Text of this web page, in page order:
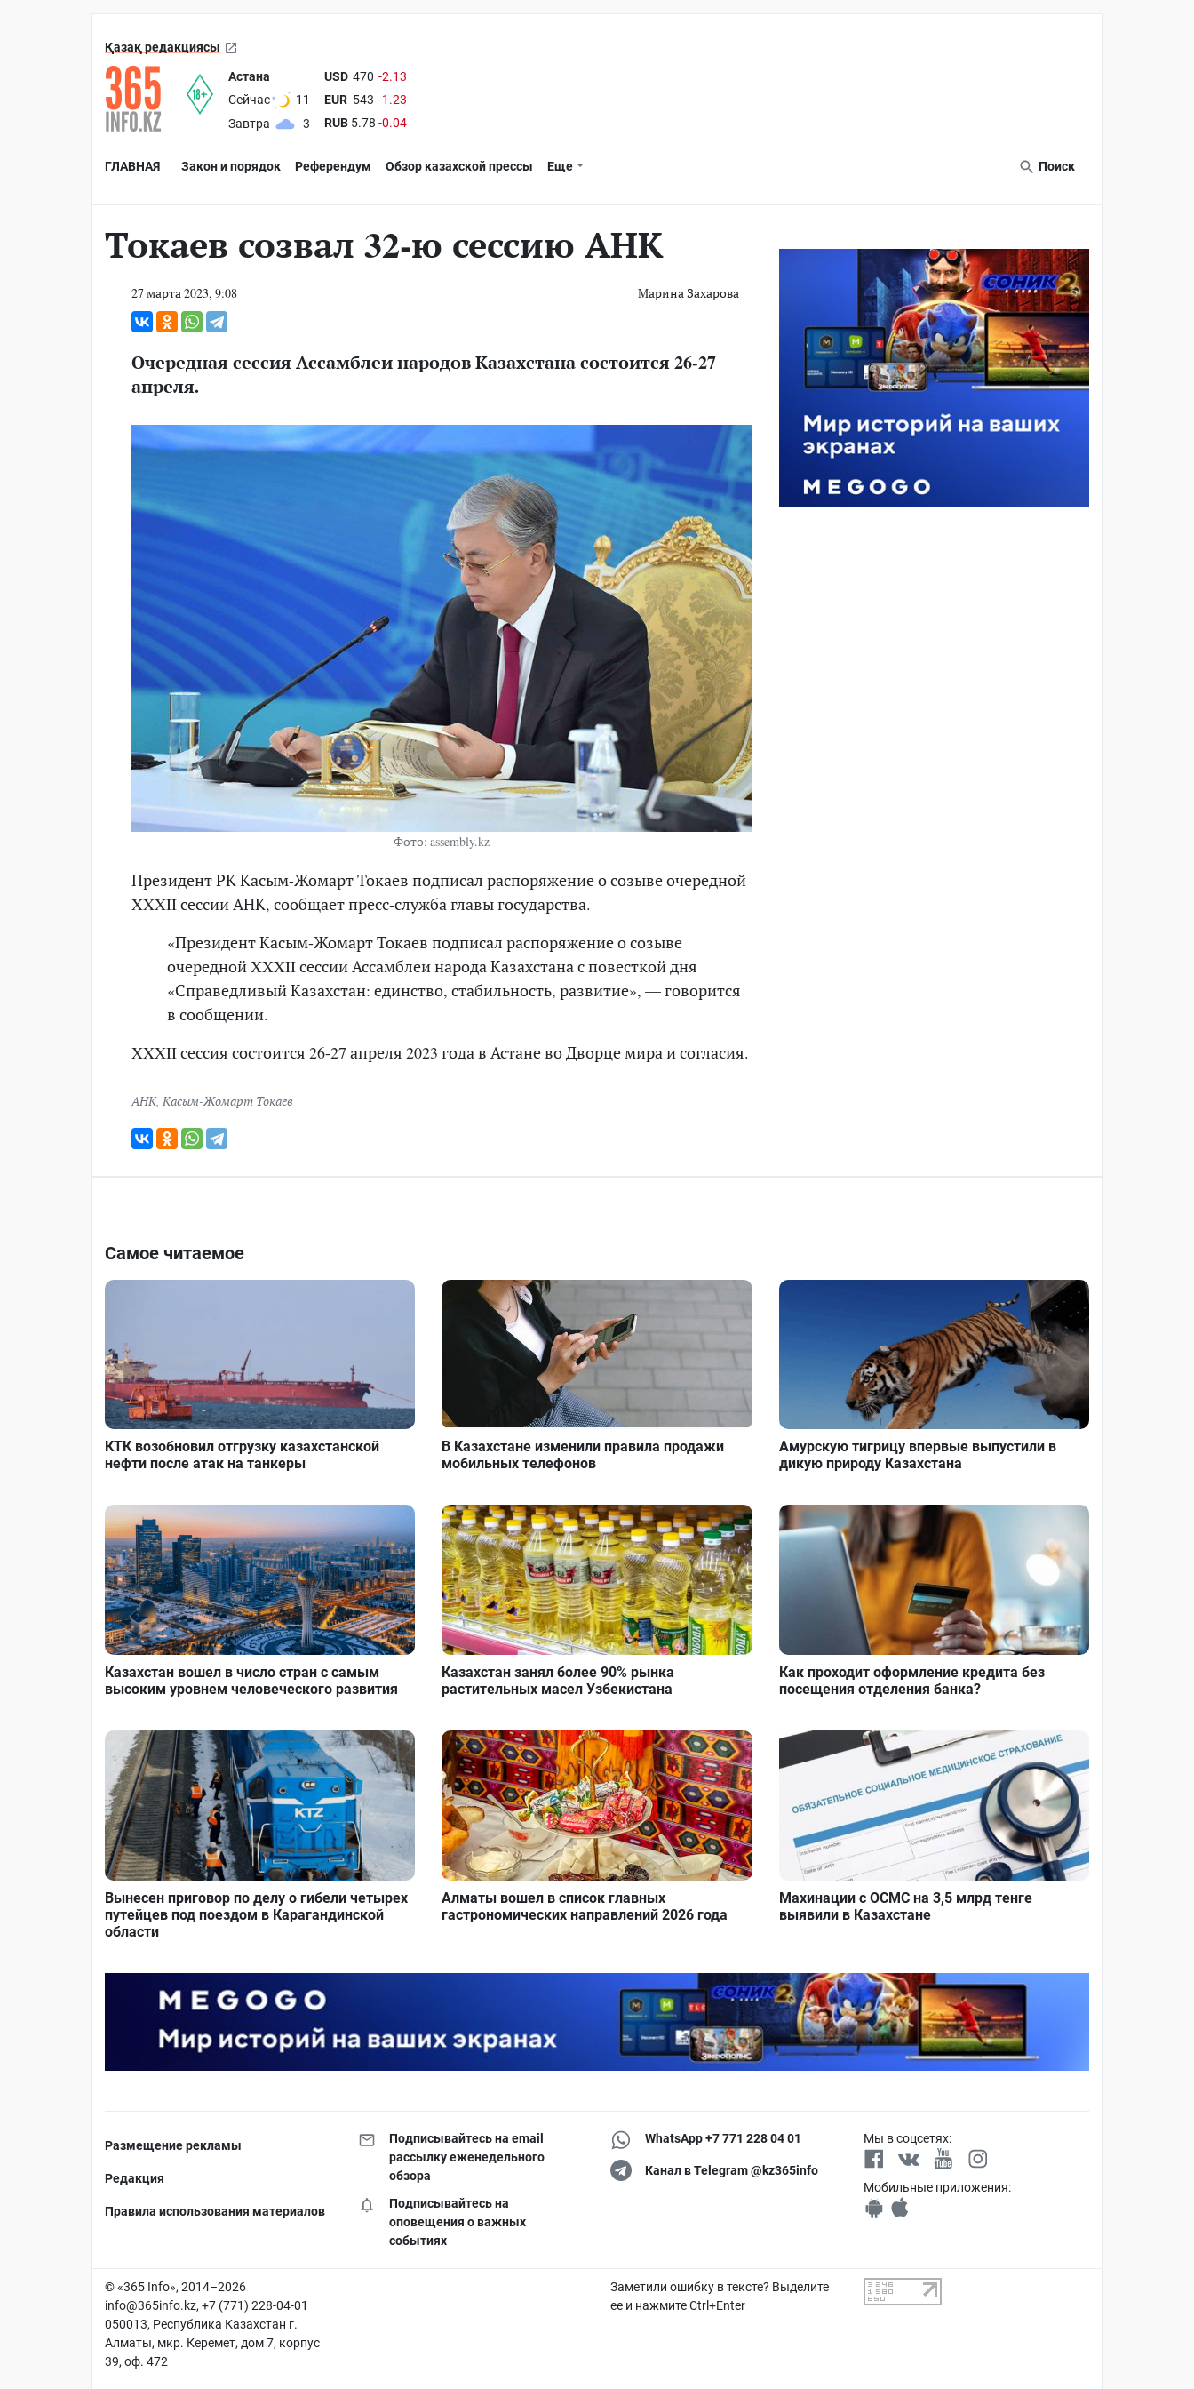
Қазақ редакциясы
Астана
Сейчас
-11
Завтра
-3
USD 470 -2.13
EUR 543 -1.23
RUB 5.78 -0.04
ГЛАВНАЯ Закон и порядок Референдум Обзор казахской прессы Еще Поиск
Токаев созвал 32-ю сессию АНК
27 марта 2023, 9:08 Марина Захарова
Очередная сессия Ассамблеи народов Казахстана состоится 26-27
апреля.
Фото: assembly.kz
Президент РК Касым-Жомарт Токаев подписал распоряжение о созыве очередной
XXXII сессии АНК, сообщает пресс-служба главы государства.
«Президент Касым-Жомарт Токаев подписал распоряжение о созыве
очередной XXXII сессии Ассамблеи народа Казахстана с повесткой дня
«Справедливый Казахстан: единство, стабильность, развитие», — говорится
в сообщении.
XXXII сессия состоится 26-27 апреля 2023 года в Астане во Дворце мира и согласия.
АНК, Касым-Жомарт Токаев
Самое читаемое
КТК возобновил отгрузку казахстанской
нефти после атак на танкеры
В Казахстане изменили правила продажи
мобильных телефонов
Амурскую тигрицу впервые выпустили в
дикую природу Казахстана
Казахстан вошел в число стран с самым
высоким уровнем человеческого развития
Казахстан занял более 90% рынка
растительных масел Узбекистана
Как проходит оформление кредита без
посещения отделения банка?
Вынесен приговор по делу о гибели четырех
путейцев под поездом в Карагандинской
области
Алматы вошел в список главных
гастрономических направлений 2026 года
Махинации с ОСМС на 3,5 млрд тенге
выявили в Казахстане
Размещение рекламы
Редакция
Правила использования материалов
Подписывайтесь на email
рассылку еженедельного
обзора
Подписывайтесь на
оповещения о важных
событиях
WhatsApp +7 771 228 04 01
Канал в Telegram @kz365info
Мы в соцсетях:
Мобильные приложения:
© «365 Info», 2014–2026
info@365info.kz, +7 (771) 228-04-01
050013, Республика Казахстан г.
Алматы, мкр. Керемет, дом 7, корпус
39, оф. 472
Заметили ошибку в тексте? Выделите
ее и нажмите Ctrl+Enter